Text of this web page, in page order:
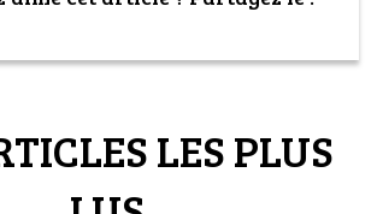
LES PLUS